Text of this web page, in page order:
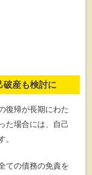
破産も検討に
復帰が長期にわた
た場合には、自己
。
ての債務の免責を